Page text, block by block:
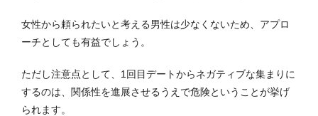
女性から頼られたいと考える男性は少なくないため、アプロ
ーチとしても有益でしょう。
ただし注意点として、1回目デートからネガティブな集まりに
するのは、関係性を進展させるうえで危険ということが挙げ
られます。